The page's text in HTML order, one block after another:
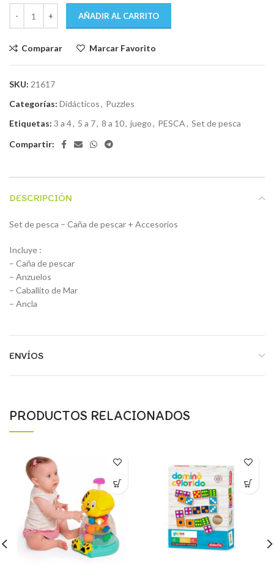
AÑADIR AL CARRITO
Comparar Marcar Favorito
SKU: 21617
Categorías: Didácticos, Puzzles
Etiquetas: 3 a 4, 5 a 7, 8 a 10, juego, PESCA, Set de pesca
Compartir:
DESCRIPCIÓN
Set de pesca – Caña de pescar + Accesorios
Incluye :
– Caña de pescar
– Anzuelos
– Caballito de Mar
– Ancla
ENVÍOS
PRODUCTOS RELACIONADOS